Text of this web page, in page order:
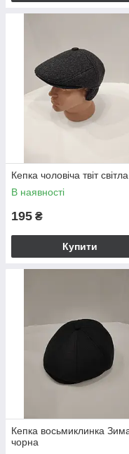
Кепка чоловіча твіт світла
В наявності
195 ₴
Купити
Кепка восьмиклинка
чорна